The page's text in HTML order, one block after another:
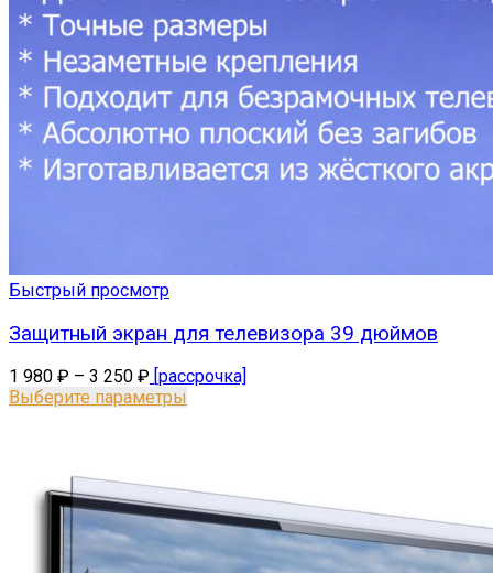
Быстрый просмотр
Защитный экран для телевизора 39 дюймов
1 980 ₽ – 3 250 ₽ [рассрочка]
Выберите параметры